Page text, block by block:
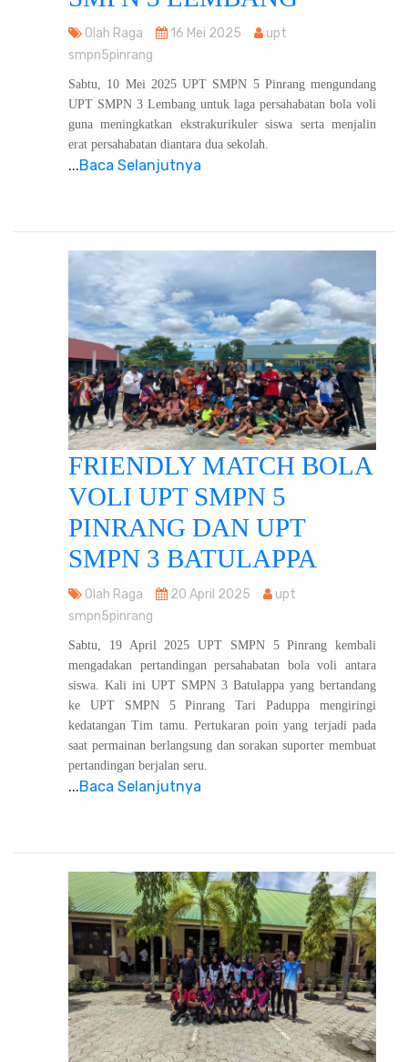
Olah Raga 16 Mei 2025
upt
smpn5pinrang
Sabtu, 10 Mei 2025 UPT SMPN 5 Pinrang mengundang
UPT SMPN 3 Lembang untuk laga persahabatan bola voli
guna meningkatkan ekstrakurikuler siswa serta menjalin
erat persahabatan diantara dua sekolah.
...Baca Selanjutnya
FRIENDLY MATCH BOLA
VOLI UPT SMPN 5
PINRANG DAN UPT
SMPN 3 BATULAPPA
Olah Raga 20 April 2025
upt
smpn5pinrang
Sabtu, 19 April 2025 UPT SMPN 5 Pinrang kembali
mengadakan pertandingan persahabatan bola voli antara
siswa. Kali ini UPT SMPN 3 Batulappa yang bertandang
ke UPT SMPN 5 Pinrang Tari Paduppa mengiringi
kedatangan Tim tamu. Pertukaran poin yang terjadi pada
saat permainan berlangsung dan sorakan suporter membuat
pertandingan berjalan seru.
...Baca Selanjutnya